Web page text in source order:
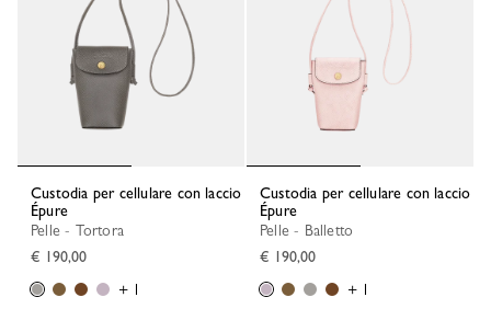
Custodia per cellulare con laccio
Épure
Pelle - Tortora
€ 190,00
+ 1
Custodia per cellulare con laccio
Épure
Pelle - Balletto
€ 190,00
+ 1